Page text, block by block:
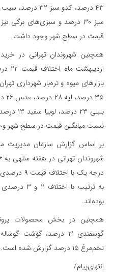
قیمت در سطح شهر وجود داشت.
بازارهای میوه و تره‌بار شهرداری
نسبت میانگین قیمت در سطح شهر
بر اساس گزارش سازمان مدیریت
درجه یک
به ترتیب با
بوده‌اند.
همچنین در بخش محصولات
تخم‌مرغ ۱۵ درصد گزارش شده است.
انتهای‌پیام/